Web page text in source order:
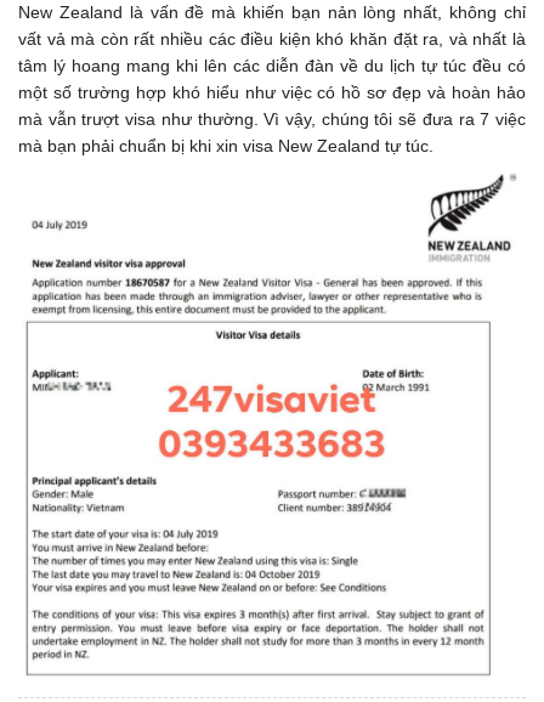
New Zealand là vấn đề mà khiến bạn nản lòng nhất, không chỉ
vất vả mà còn rất nhiều các điều kiện khó khăn đặt ra, và nhất là
tâm lý hoang mang khi lên các diễn đàn về du lịch tự túc đều có
một số trường hợp khó hiểu như việc có hồ sơ đẹp và hoàn hảo
mà vẫn trượt visa như thường. Vì vậy, chúng tôi sẽ đưa ra 7 việc
mà bạn phải chuẩn bị khi xin visa New Zealand tự túc.